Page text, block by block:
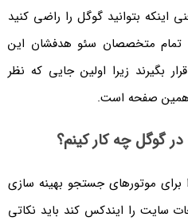
اینکه بتوانید گوگل را راضی کنید
متخصصان سئو هدفشان این
بگیرند زیرا اولین جایی که نظر
همین صفحه است.
گوگل چه کار کینم؟
برای موتورهای جستجو بهینه سازی
سایت را ایندکس کند باید نکاتی